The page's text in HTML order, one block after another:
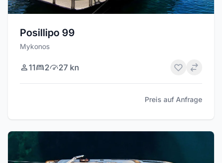
Posillipo 99
Mykonos
11 2 27 kn
Preis auf Anfrage